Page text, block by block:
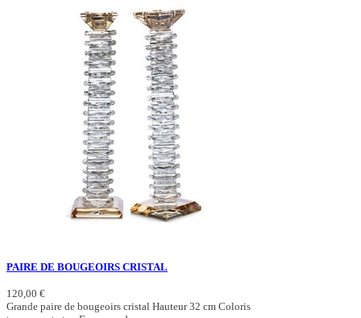
PAIRE DE BOUGEOIRS CRISTAL
120,00 €
Grande paire de bougeoirs cristal Hauteur 32 cm Coloris